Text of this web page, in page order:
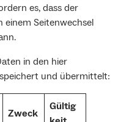
es, dass der
Seitenwechsel
in den hier
und übermittelt:
Zweck
Gültig